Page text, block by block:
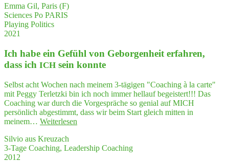
Poli­
sen­
schaft?
Look up!"
Emma Gil, Paris (F)
Sciences Po PARIS
Playing Politics
2021
Ich habe ein Gefühl von Gebor­gen­heit erfah­ren,
dass ich ICH sein konnte
Selbst acht Wochen nach meinem 3-tägigen "Coaching à la carte"
mit Peggy Terletzki bin ich noch immer hellauf begeistert!!! Das
Coaching war durch die Vorgespräche so genial auf MICH
persönlich abgestimmt, dass wir beim Start gleich mitten in
meinem… Weiterlesen
Gefühl
Silvio aus Kreuzach
3-Tage Coaching, Leadership Coaching
2012